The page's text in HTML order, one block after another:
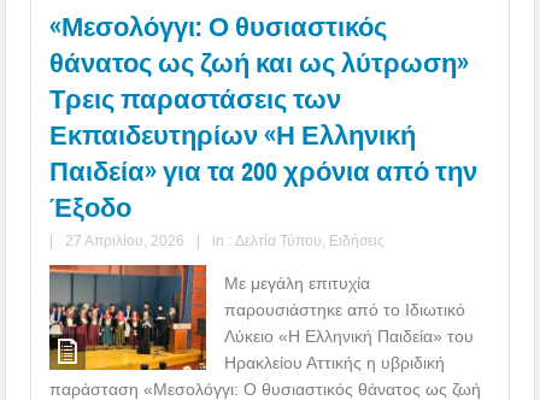
«Μεσολόγγι: Ο θυσιαστικός
θάνατος ως ζωή και ως λύτρωση»
Τρεις παραστάσεις των
Εκπαιδευτηρίων «Η Ελληνική
Παιδεία» για τα 200 χρόνια από την
Έξοδο
| 27 Απριλίου, 2026 | in : Δελτία Τύπου Ειδήσεις
Με μεγάλη επιτυχία
παρουσιάστηκε από το Ιδιωτικό
Λύκειο «Η Ελληνική Παιδεία» του
Ηρακλείου Αττικής η υβριδική
παράσταση «Μεσολόγγι: Ο θυσιαστικός θάνατος ως ζωή